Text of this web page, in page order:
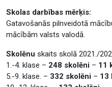
Skolas darbības mērķis:
Gatavošanās pilnveidotā
mācībām valsts valodā.
Skolēnu skaits skolā 2021./
1.-4. klase – 248 skolēni – 11
5.-9. klase. – 332 skolēni – 13